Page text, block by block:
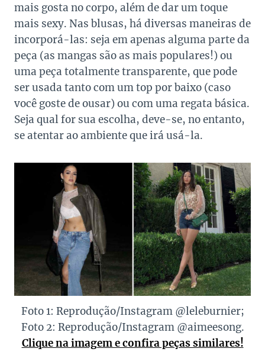
mais gosta no corpo, além de dar um toque
mais sexy. Nas blusas, há diversas maneiras de
incorporá-las: seja em apenas alguma parte da
peça (as mangas são as mais populares!) ou
uma peça totalmente transparente, que pode
ser usada tanto com um top por baixo (caso
você goste de ousar) ou com uma regata básica.
Seja qual for sua escolha, deve-se, no entanto,
se atentar ao ambiente que irá usá-la.
Foto 1: Reprodução/Instagram @leleburnier;
Foto 2: Reprodução/Instagram @aimeesong.
Clique na imagem e confira peças similares!